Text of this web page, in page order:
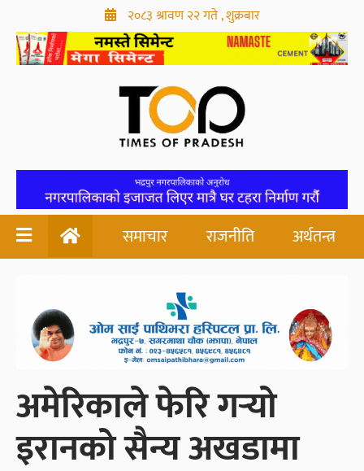
२०८३ श्रावण २२ गते , शुक्रबार
समाचार राजनीति अर्थतन्त्र
अमेरिकाले फेरि गर्‍यो
इरानको सैन्य अखडामा